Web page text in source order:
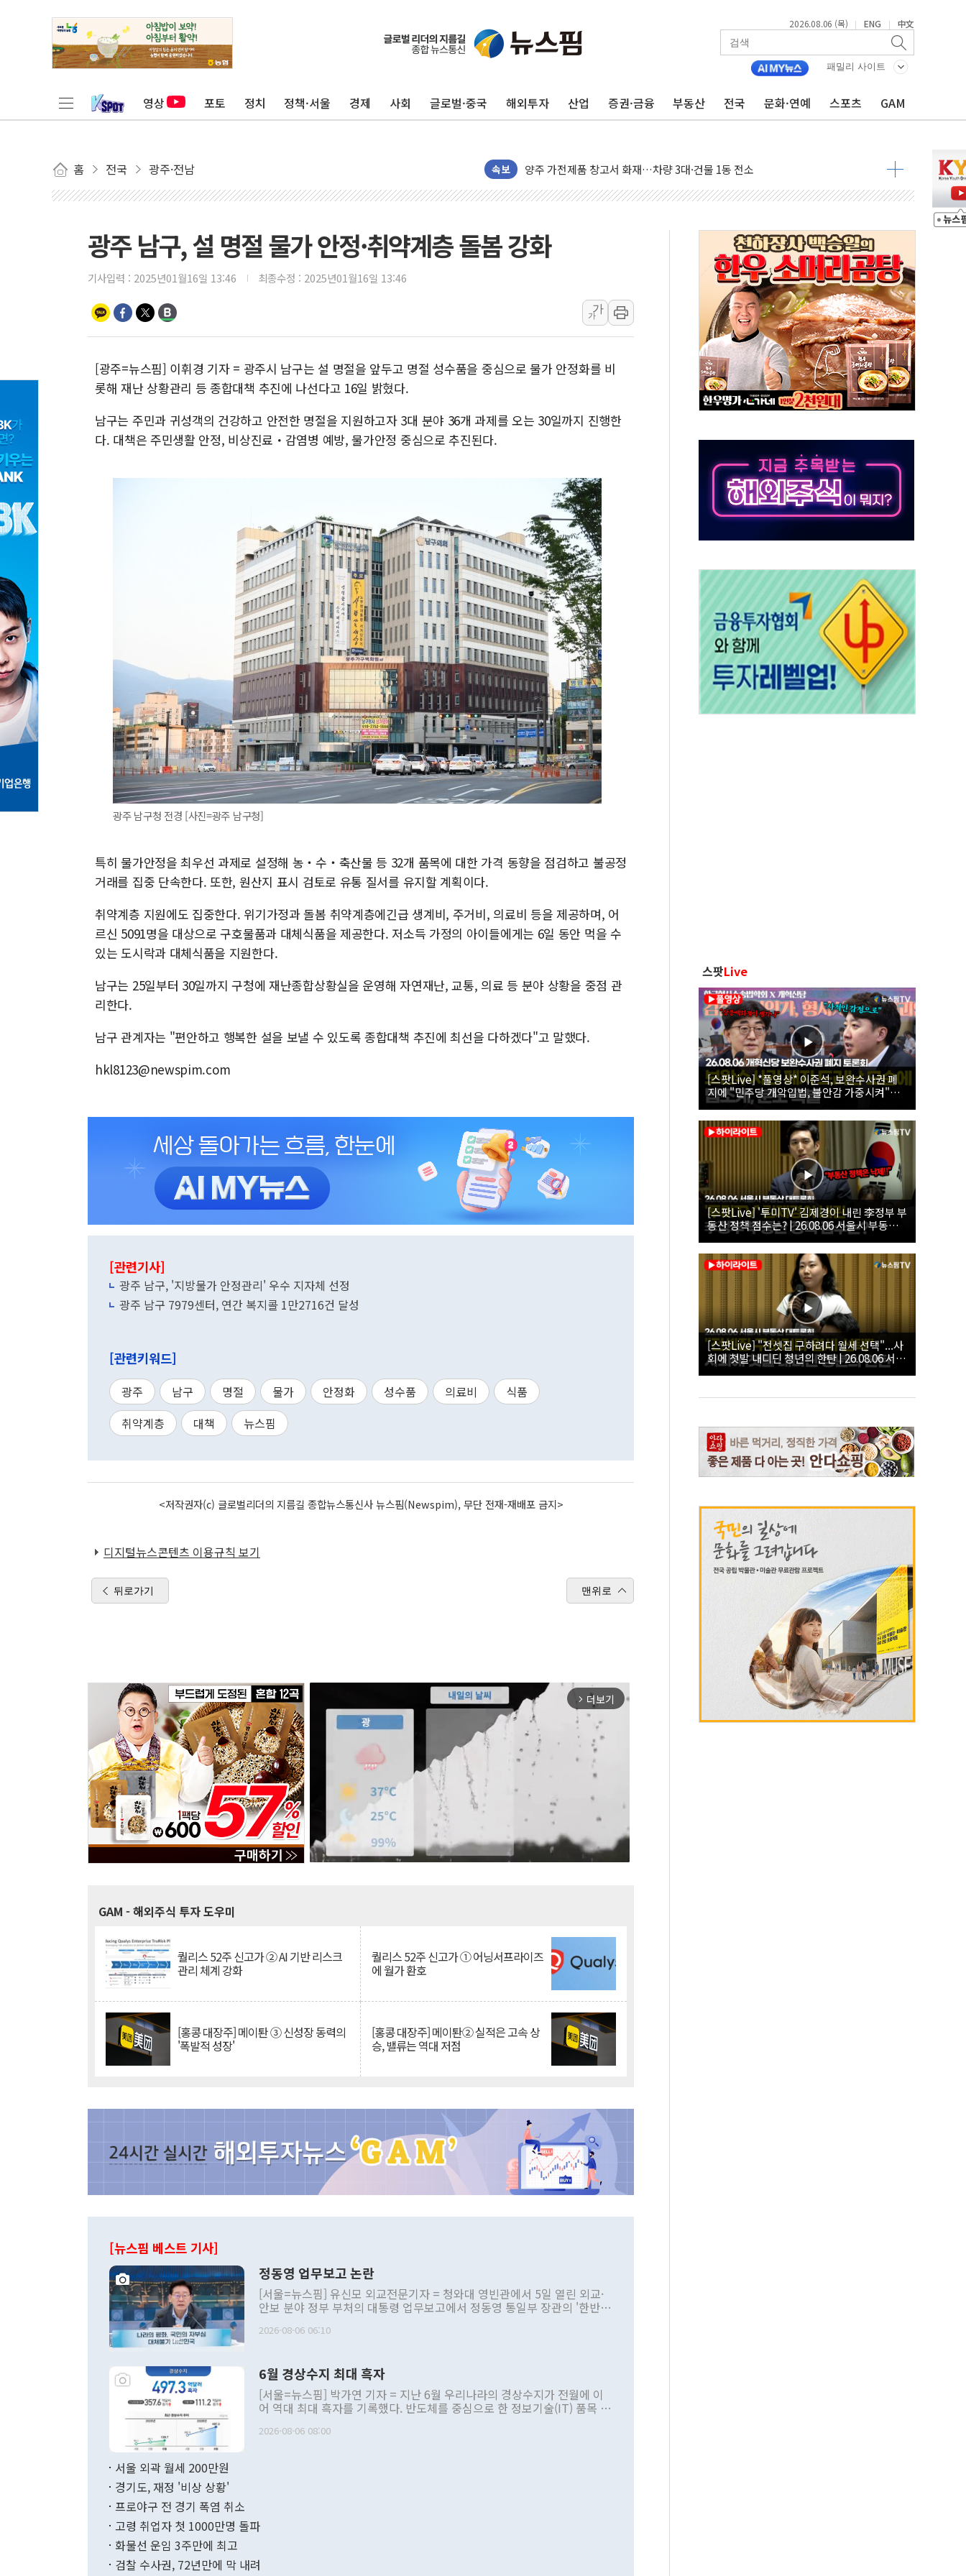
2026.08.06 (목) | ENG | 中文
패밀리 사이트
영상 포토 정치 정책·서울 경제 사회 글로벌·중국 해외투자 산업 증권·금융 부동산 전국 문화·연예 스포츠 GAM
홈 전국 광주·전남 속보
빚투·레버리지 줄었지만, 반도체 두 종목에 코스피 '휘청'
[2보] 북, 원산서 동해상으로 단거리 탄도미사일 발사
종로·중구 오피스 78%가 준공 10년 이상…리뉴얼이 경쟁력 가른다
법원, '관저 이전 봐주기 감사' 유병호 구속적부심 기각
우크라, 러 탄도미사일 공격에 속수무책… 패트리엇 미사일 지원, 작년의 3분의 1
"5.18은 북한 지령" 설교한 목사 불구속 송치
[종합] 특검, '양평' 원희룡 2차 조사…'당정대 회의' 한동훈·방기선 수사도 속도
[내일날씨] 절기상 '입추'에 폭염 절정…서울 한낮 39도
제천 바이오밸리 공장 옥상서 불…30여분 만에 진화
개혁신당 "민주, '盧 수사' 악연으로 형사사법 틀 바꿔…국민 불안감 가중"
CJ온스타일, 2분기 영업익 260억원…전년 比 21.2%↑
AI 연산은 포항, 전력 저장은 영광…지역펀드 9·10호 확정
한국투자증권, 국내 최초 상반기 영업이익 2조 돌파
李대통령 "청소년 SNS 제한, 형평성·여론 고려해야…충분한 사회적 논의 주문"
초등학교 앞서 '쾅'…대전 중구서 시내버스 등 3중 추돌·1명 부상
광주 남구, 설 명절 물가 안정·취약계층 돌봄 강화
기사입력 : 2025년01월16일 13:46 최종수정 : 2025년01월16일 13:46
가
가
[광주=뉴스핌] 이휘경 기자 = 광주시 남구는 설 명절을 앞두고 명절 성수품을 중심으로 물가 안정화를 비
롯해 재난 상황관리 등 종합대책 추진에 나선다고 16일 밝혔다.
남구는 주민과 귀성객의 건강하고 안전한 명절을 지원하고자 3대 분야 36개 과제를 오는 30일까지 진행한
다. 대책은 주민생활 안정, 비상진료・감염병 예방, 물가안정 중심으로 추진된다.
광주 남구청 전경 [사진=광주 남구청]
특히 물가안정을 최우선 과제로 설정해 농‧수‧축산물 등 32개 품목에 대한 가격 동향을 점검하고 불공정
거래를 집중 단속한다. 또한, 원산지 표시 검토로 유통 질서를 유지할 계획이다.
취약계층 지원에도 집중한다. 위기가정과 돌봄 취약계층에긴급 생계비, 주거비, 의료비 등을 제공하며, 어
르신 5091명을 대상으로 구호물품과 대체식품을 제공한다. 저소득 가정의 아이들에게는 6일 동안 먹을 수
있는 도시락과 대체식품을 지원한다.
남구는 25일부터 30일까지 구청에 재난종합상황실을 운영해 자연재난, 교통, 의료 등 분야 상황을 중점 관
리한다.
남구 관계자는 "편안하고 행복한 설을 보낼 수 있도록 종합대책 추진에 최선을 다하겠다"고 말했다.
hkl8123@newspim.com
[관련기사]
광주 남구, '지방물가 안정관리' 우수 지자체 선정
광주 남구 7979센터, 연간 복지콜 1만2716건 달성
[관련키워드]
광주 남구 명절 물가 안정화 성수품 의료비
식품
취약계층
대책 뉴스핌
<저작권자(c) 글로벌리더의 지름길 종합뉴스통신사 뉴스핌(Newspim), 무단 전재-재배포 금지>
디지털뉴스콘텐츠 이용규칙 보기
뒤로가기 맨위로
arrow_forward_ios 더보기
GAM - 해외주식 투자 도우미
퀄리스 52주 신고가 ② AI 기반 리스크
관리 체계 강화
퀄리스 52주 신고가 ① 어닝서프라이즈
에 월가 환호
[홍콩 대장주] 메이퇀 ③ 신성장 동력의
'폭발적 성장'
[홍콩 대장주] 메이퇀② 실적은 고속 상
승, 밸류는 역대 저점
[뉴스핌 베스트 기사]
정동영 업무보고 논란
[서울=뉴스핌] 유신모 외교전문기자 = 청와대 영빈관에서 5일 열린 외교·
안보 분야 정부 부처의 대통령 업무보고에서 정동영 통일부 장관의 '한반도
발언 중에는 정부 내 조율을 거치지 않은 사안을 정책으로 추진하겠다고 공
주의적 희망에 근거한 비현실적 구상'이라는 비판을 내놨다. 그동안 정 장
관의 대북 정책 관련 발언이 물의를 빚은 적은 여러 번 있지만 대통령과 유
관 부처 장관이 공개적으로 부정적 입장을 표명한 것은 이례적이다. 정 장
관의 무리한 대북 접근법과 월권을 제어해야 한다는 목소리도 높아지고 있
다. [정동영 통일부 장관이 지난달 23일 오후 서울 종로구 정부서울청사에
무너졌다고도 했다. 또 "현 시점에서 흘러간 선(先)비핵화만 되뇌는 것은
함께 4자 대화의 동력을 확보하기 위해 최선을 다할 것"이라고 말했다. 하
2026-08-06 06:10
6월 경상수지 최대 흑자
[서울=뉴스핌] 박가연 기자 = 지난 6월 우리나라의 경상수지가 전월에 이
어 역대 최대 흑자를 기록했다. 반도체를 중심으로 한 정보기술(IT) 품목 수
료=한국은행] 한국은행이 6일 발표한 '2026년 6월 국제수지(잠정)'에 따르
며 월간 기준 처음으로 1000억달러를 넘어섰다. 상품수입은 644억8000만
196.9% 급증했고 컴퓨터·주변기기(SSD)는 282.7% 증가했다. IT 품목
수출은 160.4% 늘었으며 비IT 품목도 ▲석유제품(47.5%) ▲화공품
2026-08-06 08:00
서울 외곽 월세 200만원
경기도, 재정 '비상 상황'
프로야구 전 경기 폭염 취소
고령 취업자 첫 1000만명 돌파
화물선 운임 3주만에 최고
검찰 수사권, 72년만에 막 내려
스팟Live
[스팟Live] *풀영상* 이준석, 보완수사권 폐
지에 "민주당 개악입법, 불안감 가중시켜"｜
26.08.06 개혁신당 보완수사권 폐지 토론회
[스팟Live] '투미TV' 김제경이 내린 李정부 부
동산 정책 점수는? | 26.08.06 서울시 부동산
대토론회
[스팟Live] "전셋집 구하려다 월세 선택"...사
회에 첫발 내디딘 청년의 한탄 | 26.08.06 서울
시 부동산 대토론회